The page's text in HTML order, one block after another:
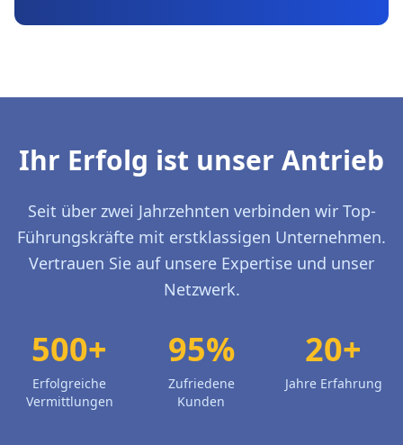
Ihr Erfolg ist unser Antrieb
Seit über zwei Jahrzehnten verbinden wir Top-
Führungskräfte mit erstklassigen Unternehmen.
Vertrauen Sie auf unsere Expertise und unser
Netzwerk.
500+
Erfolgreiche
Vermittlungen
95%
Zufriedene
Kunden
20+
Jahre Erfahrung